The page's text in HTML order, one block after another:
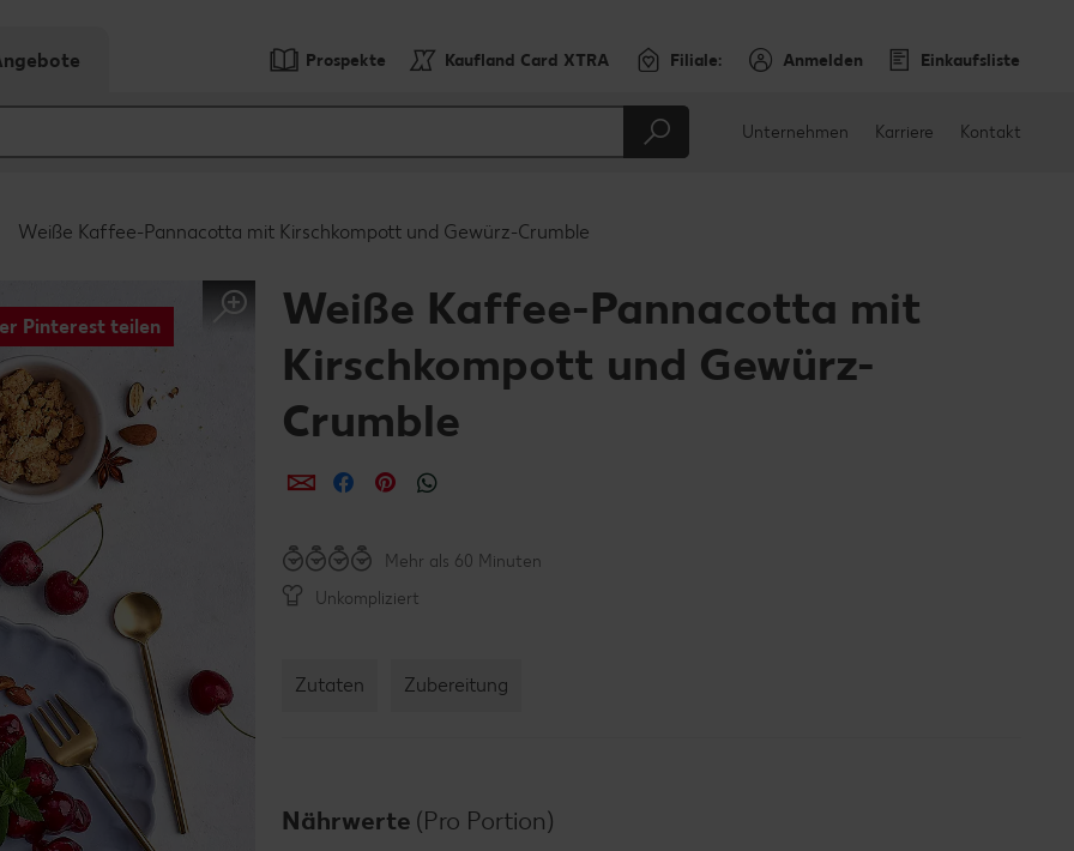
Prospekte Kaufland Card XTRA Filiale: Anmelden Einkaufsliste
Unternehmen Karriere Kontakt
Weiße Kaffee-Pannacotta mit Kirschkompott und Gewürz-Crumble
Pinterest teilen
Weiße Kaffee-Pannacotta mit
Kirschkompott und Gewürz-
Crumble
per E-Mail teilen
per Facebook teilen
per Pinterest teilen
Mehr als 60 Minuten
Unkompliziert
Zutaten Zubereitung
Nährwerte (Pro Portion)